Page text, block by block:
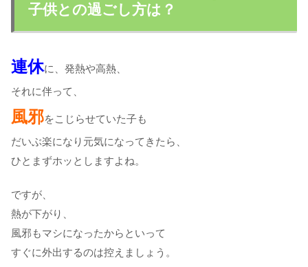
子供との過ごし方は？
連休に、発熱や高熱、
それに伴って、
風邪をこじらせていた子も
だいぶ楽になり元気になってきたら、
ひとまずホッとしますよね。
ですが、
熱が下がり、
風邪もマシになったからといって
すぐに外出するのは控えましょう。